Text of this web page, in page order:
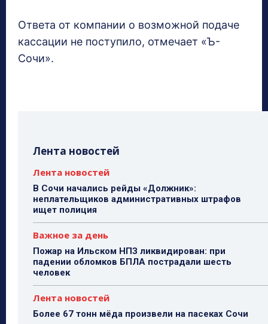
Ответа от компании о возможной подаче
кассации не поступило, отмечает «Ъ-
Сочи».
Лента новостей
Лента новостей
В Сочи начались рейды «Должник»:
неплательщиков административных штрафов
ищет полиция
Важное за день
Пожар на Ильском НПЗ ликвидирован: при
падении обломков БПЛА пострадали шесть
человек
Лента новостей
Более 67 тонн мёда произвели на пасеках Сочи